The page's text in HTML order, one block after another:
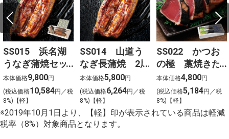
SS015 浜名湖
うなぎ蒲焼セッ
ト 3尾
本体価格9,800円
(税込価格10,584円／税
8%)【軽】
SS014 山道う
なぎ長蒲焼 2尾
本体価格5,800円
(税込価格6,264円／税
8%)【軽】
SS022 かつお
の極 藁焼きた
たき（勝栄丸限
定）
本体価格4,800円
(税込価格5,184円／税
8%)【軽】
※2019年10月1日より、【軽】印が表示されている商品は軽減
税率（8%）対象商品となります。